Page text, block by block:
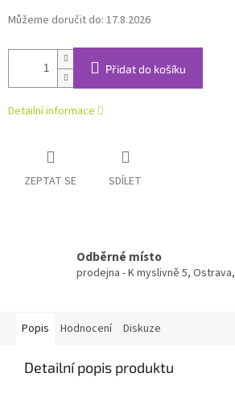
Můžeme doručit do: 17.8.2026
Přidat do košíku
Detailní informace
ZEPTAT SE SDÍLET
Odběrné místo
prodejna - K myslivně 5,
Popis Hodnocení Diskuze
Detailní popis produktu